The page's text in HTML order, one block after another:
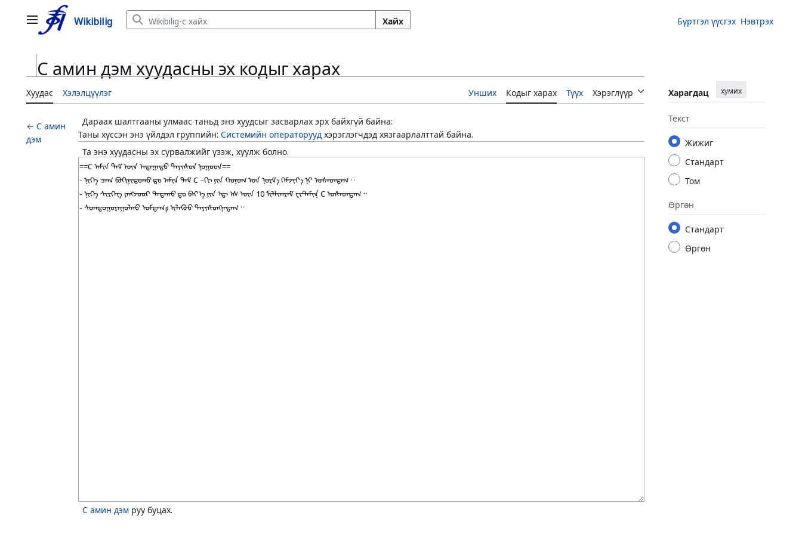
Үндсэн цэсWikibilig Хайх Бүртгэл үүсгэх Нэвтрэх
C амин дэм хуудасны эх кодыг харах
Хуудас Хэлэлцүүлэг Унших Кодыг харах Түүх Хэрэглүүр Харагдац хумих
Текст
Жижиг
Стандарт
Том
Өргөн
Стандарт
Өргөн
← C амин
дэм
Дараах шалтгааны улмаас таньд энэ хуудсыг засварлах эрх байхгүй байна:
Таны хүссэн энэ үйлдэл группийн:Системийн операторууд хэрэглэгчдэд хязгаарлалттай байна.
Та энэ хуудасны эх сурвалжийг үзэж, хуулж болно.
C амин дэм руу буцах.